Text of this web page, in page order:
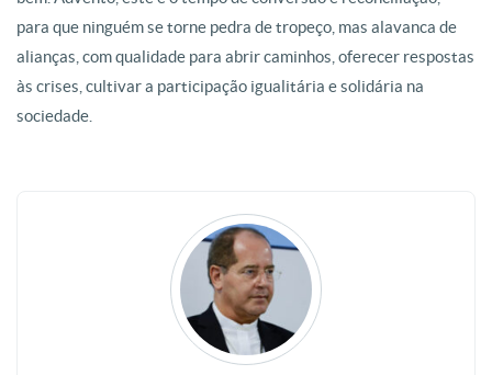
para que ninguém se torne pedra de tropeço, mas alavanca de
alianças, com qualidade para abrir caminhos, oferecer respostas
às crises, cultivar a participação igualitária e solidária na
sociedade.